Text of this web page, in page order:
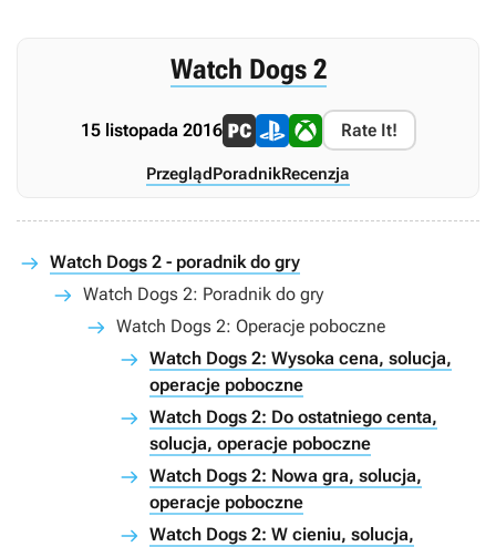
Watch Dogs 2
15 listopada 2016 Rate It!
Przegląd PoradnikRecenzja
Watch Dogs 2 - poradnik do gry
Watch Dogs 2: Poradnik do gry
Watch Dogs 2: Operacje poboczne
Watch Dogs 2: Wysoka cena, solucja,
operacje poboczne
Watch Dogs 2: Do ostatniego centa,
solucja, operacje poboczne
Watch Dogs 2: Nowa gra, solucja,
operacje poboczne
Watch Dogs 2: W cieniu, solucja,